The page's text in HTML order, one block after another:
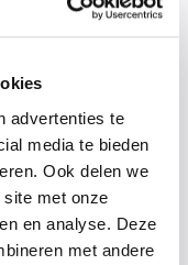
advertenties te
media te bieden
Ook delen we
met onze
en analyse. Deze
met andere
In de praktijk
(je bent immers
overzicht
de bewijslast. Je
aandacht nog
goed beeld van
je als volgt